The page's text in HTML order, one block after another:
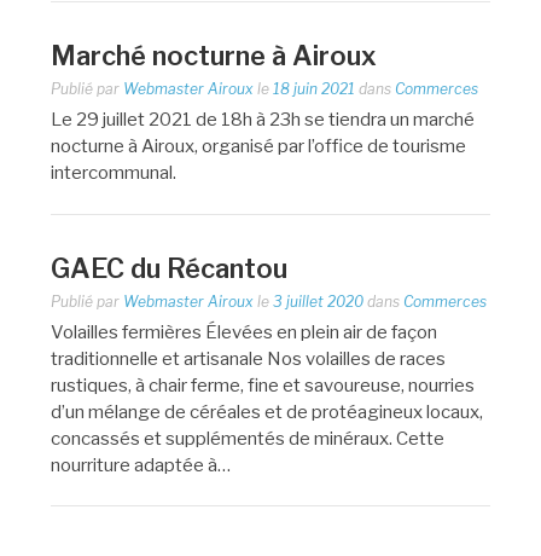
Marché nocturne à Airoux
Publié par Webmaster Airoux le18 juin 2021 dans Commerces
Le 29 juillet 2021 de 18h à 23h se tiendra un marché
nocturne à Airoux, organisé par l’office de tourisme
intercommunal.
GAEC du Récantou
Publié par Webmaster Airoux le3 juillet 2020 dans Commerces
Volailles fermières Élevées en plein air de façon
traditionnelle et artisanale Nos volailles de races
rustiques, à chair ferme, fine et savoureuse, nourries
d’un mélange de céréales et de protéagineux locaux,
concassés et supplémentés de minéraux. Cette
nourriture adaptée à…